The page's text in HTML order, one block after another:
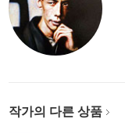
작가의 다른 상품